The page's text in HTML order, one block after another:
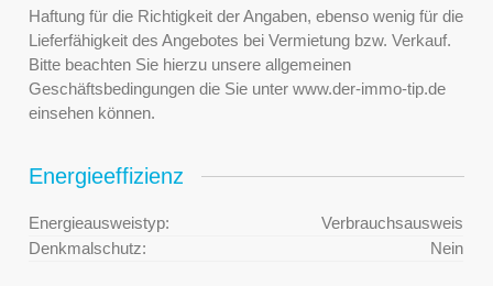
Haftung für die Richtigkeit der Angaben, ebenso wenig für die
Lieferfähigkeit des Angebotes bei Vermietung bzw. Verkauf.
Bitte beachten Sie hierzu unsere allgemeinen
Geschäftsbedingungen die Sie unter www.der-immo-tip.de
einsehen können.
Energieeffizienz
Energieausweistyp:
Verbrauchsausweis
Denkmalschutz:
Nein